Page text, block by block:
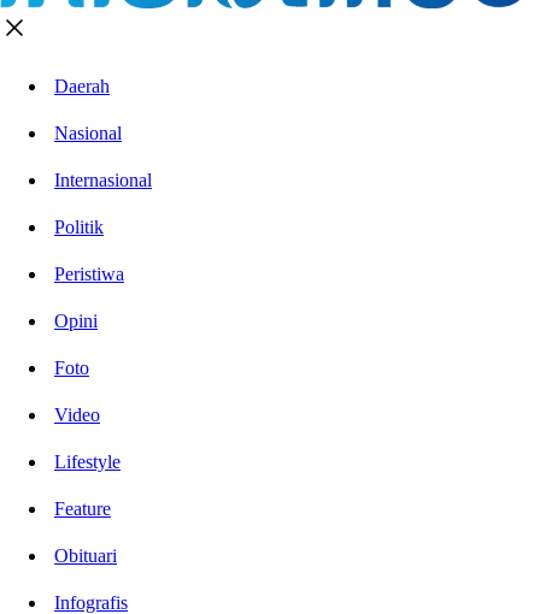
Daerah
Nasional
Internasional
Politik
Peristiwa
Opini
Foto
Video
Lifestyle
Feature
Obituari
Infografis